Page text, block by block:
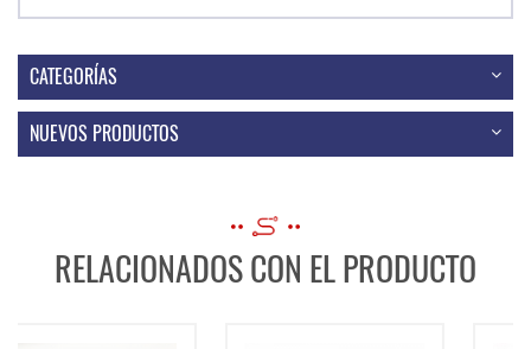
CATEGORÍAS
NUEVOS PRODUCTOS
RELACIONADOS CON EL PRODUCTO